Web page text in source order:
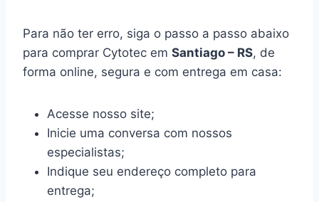
Para não ter erro, siga o passo a passo abaixo
para comprar Cytotec em Santiago – RS, de
forma online, segura e com entrega em casa:
Acesse nosso site;
Inicie uma conversa com nossos
especialistas;
Indique seu endereço completo para
entrega;